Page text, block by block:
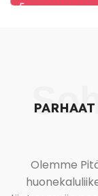
PARHAAT
Olemme